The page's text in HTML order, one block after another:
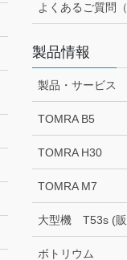
よくあるご質問
製品情報
製品・サービス
TOMRA B5
TOMRA H30
TOMRA M7
大型機 T53s (販
ボトリウム